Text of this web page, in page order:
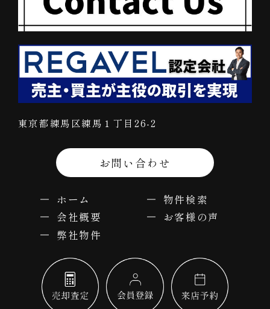
東京都練馬区練馬１丁目26-2
お問い合わせ
ホーム
物件検索
会社概要
お客様の声
弊社物件